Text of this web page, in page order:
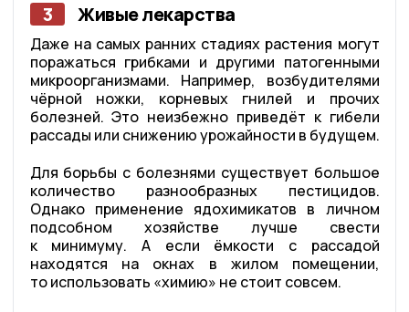
3 Живые лекарства
Даже на самых ранних стадиях растения могут
поражаться грибками и другими патогенными
микроорганизмами. Например, возбудителями
чёрной ножки, корневых гнилей и прочих
болезней. Это неизбежно приведёт к гибели
рассады или снижению урожайности в будущем.
Для борьбы с болезнями существует большое
количество разнообразных пестицидов.
Однако применение ядохимикатов в личном
подсобном хозяйстве лучше свести
к минимуму. А если ёмкости с рассадой
находятся на окнах в жилом помещении,
то использовать «химию» не стоит совсем.